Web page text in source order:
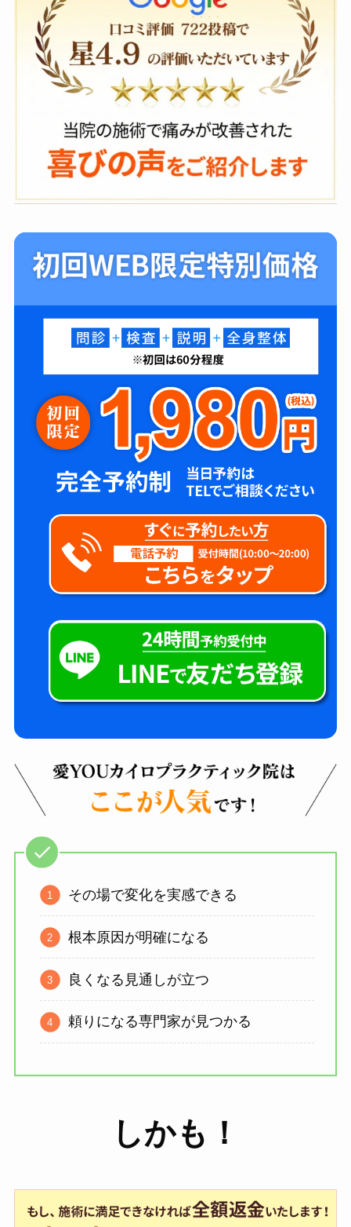
その場で変化を実感できる
根本原因が明確になる
良くなる見通しが立つ
頼りになる専門家が見つかる
しかも ！